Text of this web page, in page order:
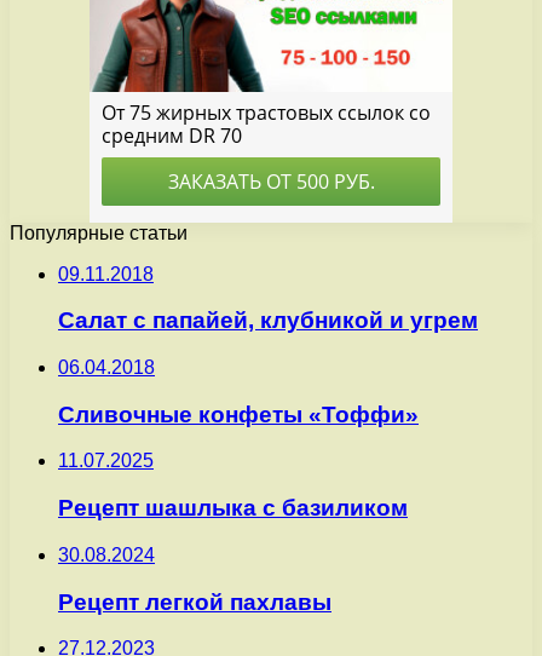
Популярные статьи
09.11.2018
Салат с папайей, клубникой и угрем
06.04.2018
Сливочные конфеты «Тоффи»
11.07.2025
Рецепт шашлыка с базиликом
30.08.2024
Рецепт легкой пахлавы
27.12.2023